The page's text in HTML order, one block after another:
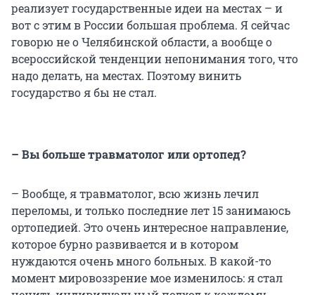
реализует государственные идеи на местах – и
вот с этим в России большая проблема. Я сейчас
говорю не о Челябинской области, а вообще о
всероссийской тенденции непонимания того, что
надо делать, на местах. Поэтому винить
государство я бы не стал.
– Вы больше травматолог или ортопед?
– Вообще, я травматолог, всю жизнь лечил
переломы, и только последние лет 15 занимаюсь
ортопедией. Это очень интересное направление,
которое бурно развивается и в котором
нуждаются очень много больных. В какой-то
момент мировоззрение мое изменилось: я стал